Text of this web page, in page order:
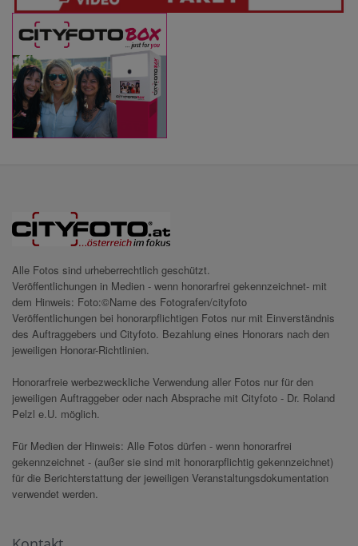
Alle Fotos sind urheberrechtlich geschützt.
Veröffentlichungen in Medien - wenn honorarfrei gekennzeichnet- mit
dem Hinweis: Foto:©Name des Fotografen/cityfoto
Veröffentlichungen bei honorarpflichtigen Fotos nur mit Einverständnis
des Auftraggebers und Cityfoto. Bezahlung eines Honorars nach den
jeweiligen Honorar-Richtlinien.
Honorarfreie werbezweckliche Verwendung aller Fotos nur für den
jeweiligen Auftraggeber oder nach Absprache mit Cityfoto - Dr. Roland
Pelzl e.U. möglich.
Für Medien der Hinweis: Alle Fotos dürfen - wenn honorarfrei
gekennzeichnet - (außer sie sind mit honorarpflichtig gekennzeichnet)
für die Berichterstattung der jeweiligen Veranstaltungsdokumentation
verwendet werden.